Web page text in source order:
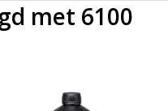
met 6100